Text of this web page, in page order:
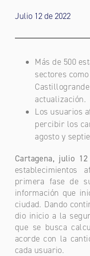
Julio 12 de 2022
Más de 500
sectores
actualización.
Los usuarios
percibir los
agosto y
Cartagena, julio
establecimientos
primera fase de
información que
ciudad. Dando
dio inicio a la
que se busca
acorde con la
cada usuario.